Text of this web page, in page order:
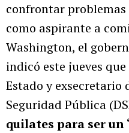
confrontar
como aspirante a
Washington, el
indicó este jueves
Estado y exsecretario
Seguridad Pública
quilates para ser un